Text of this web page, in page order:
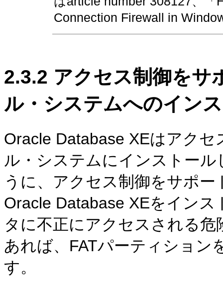
Connection Firewall in
2.3.2 アクセス制御をサ
ル・システムへのイン
Oracle Database XEはアク
ル・システムにインストー
うに、アクセス制御をサポ
Oracle Database XEをイン
タに不正にアクセスされる
あれば、FATパーティション
す。